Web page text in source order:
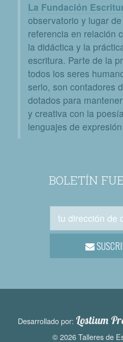
La Fundación
observatorio y lugar
referencia en relación
la didáctica y la
escritura. Parte de la
todos los seres
serlo, son contadores
dotados para
y creativa con la
lenguajes de
BOLETÍN
Desarrollado por: Lostium
© 2026 Talleres de